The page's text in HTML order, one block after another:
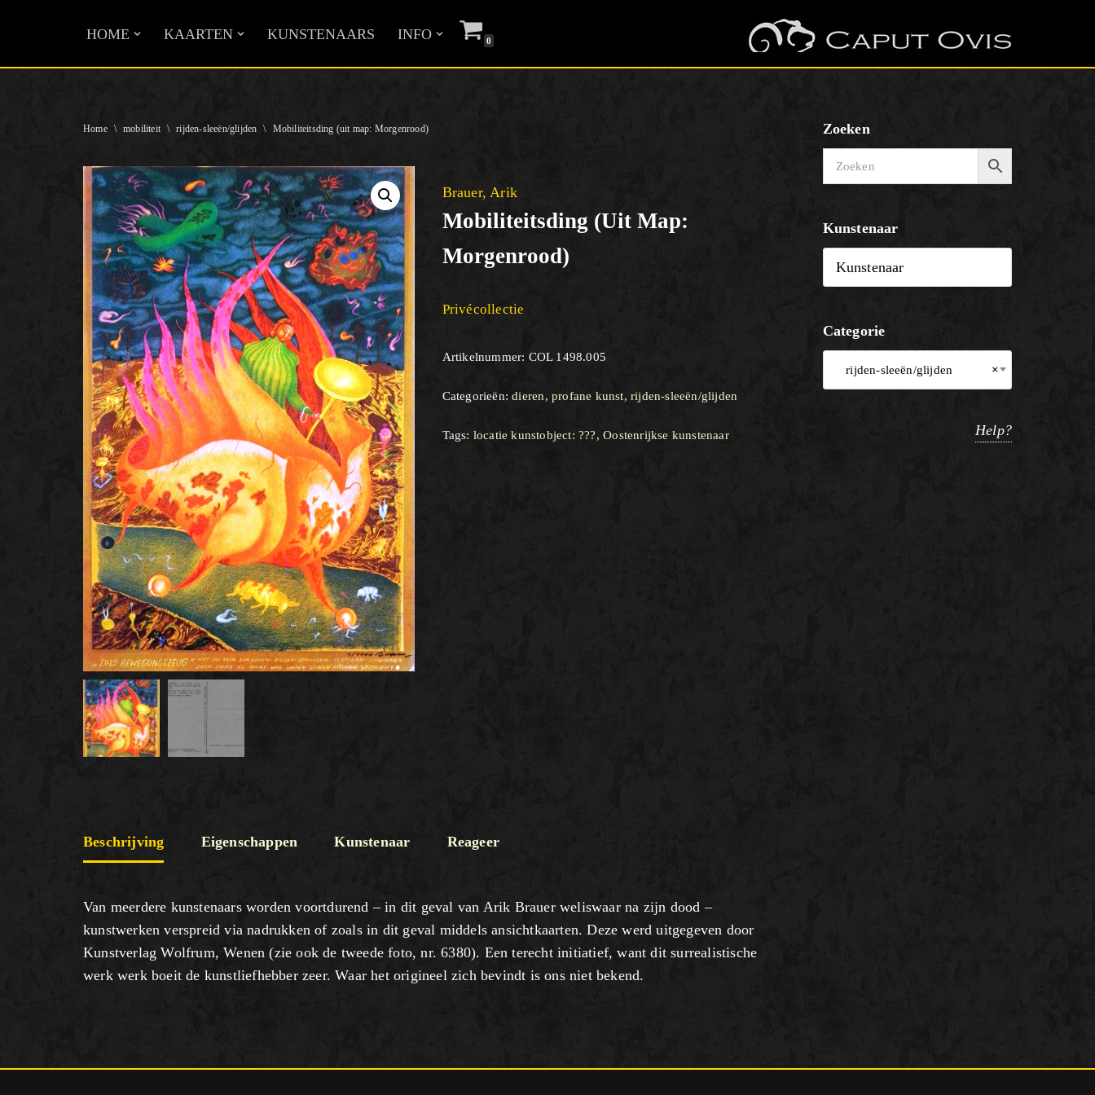
naar
HOME KAARTEN KUNSTENAARS INFO 0
Home \ mobiliteit \ rijden-sleeën/glijden \ Mobiliteitsding (uit map: Morgenrood)
Brauer, Arik
Mobiliteitsding (uit Map:
Morgenrood)
Privécollectie
Artikelnummer: COL 1498.005
Categorieën:dieren, profane kunst, rijden-sleeën/glijden
Tags: locatie kunstobject: ???,Oostenrijkse kunstenaar
Beschrijving Eigenschappen Kunstenaar Reageer
Van meerdere kunstenaars worden voortdurend – in dit geval van Arik Brauer weliswaar na zijn dood –
kunstwerken verspreid via nadrukken of zoals in dit geval middels ansichtkaarten. Deze werd uitgegeven door
Kunstverlag Wolfrum, Wenen (zie ook de tweede foto, nr. 6380). Een terecht initiatief, want dit surrealistische
werk werk boeit de kunstliefhebber zeer. Waar het origineel zich bevindt is ons niet bekend.
Zoeken
Kunstenaar
Categorie
×
rijden-sleeën/glijden
Help?